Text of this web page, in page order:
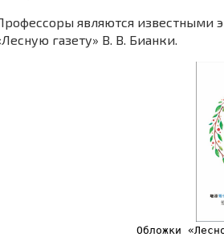
являются известными
газету» В. В. Бианки.
Обложки